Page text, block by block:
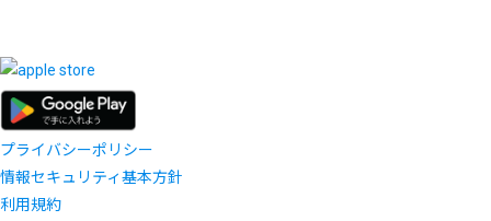
プライバシーポリシー
情報セキュリティ基本方針
利用規約